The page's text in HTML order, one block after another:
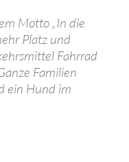
Motto „In die
Platz und
Fahrrad
Familien
ein Hund im